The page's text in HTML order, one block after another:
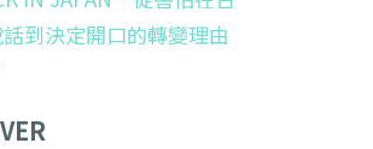
話到決定開口的轉變理由